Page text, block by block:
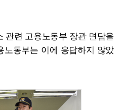
관련 고용노동부 장관 면담을
노동부는 이에 응답하지 않았